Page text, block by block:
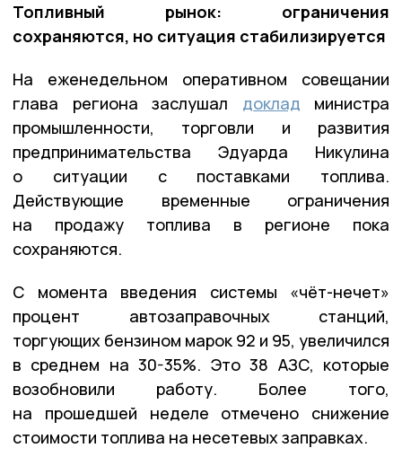
Топливный рынок: ограничения
сохраняются, но ситуация стабилизируется
На еженедельном оперативном совещании
глава региона заслушал доклад министра
промышленности, торговли и развития
предпринимательства Эдуарда Никулина
о ситуации с поставками топлива.
Действующие временные ограничения
на продажу топлива в регионе пока
сохраняются.
С момента введения системы «чёт-нечет»
процент автозаправочных станций,
торгующих бензином марок 92 и 95, увеличился
в среднем на 30-35%. Это 38 АЗС, которые
возобновили работу. Более того,
на прошедшей неделе отмечено снижение
стоимости топлива на несетевых заправках.